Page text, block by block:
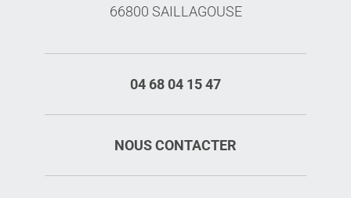
66800 SAILLAGOUSE
04 68 04 15 47
NOUS CONTACTER